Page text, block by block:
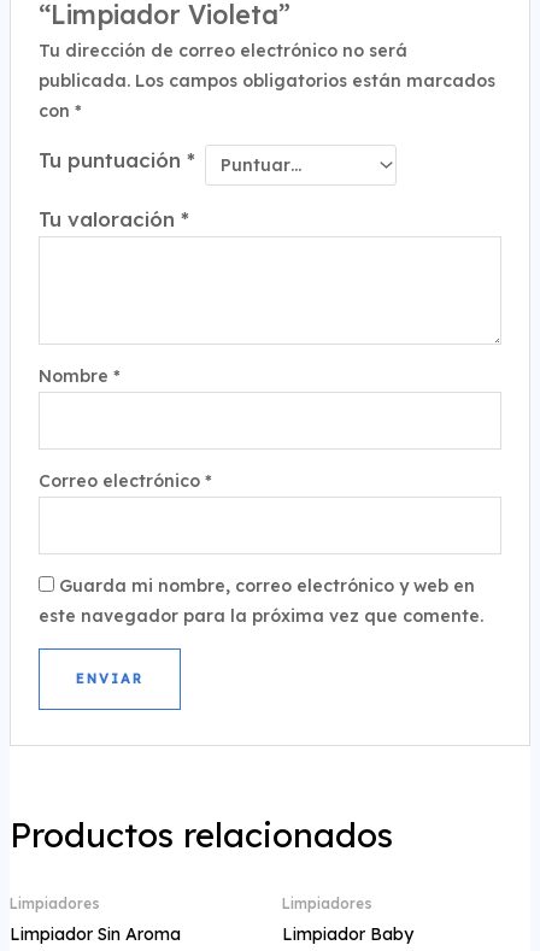
“Limpiador Violeta”
Tu dirección de correo electrónico no será
publicada. Los campos obligatorios están marcados
con *
Tu puntuación *
Tu valoración *
Nombre *
Correo electrónico *
Guarda mi nombre, correo electrónico y web en
este navegador para la próxima vez que comente.
Productos relacionados
Limpiadores
Limpiador Sin Aroma
Limpiadores
Limpiador Baby